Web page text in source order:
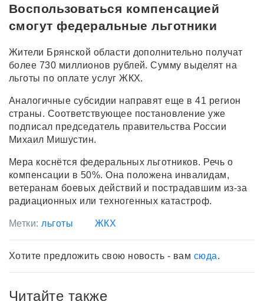
Воспользоваться компенсацией
смогут федеральные льготники
Жители Брянской области дополнительно получат
более 730 миллионов рублей. Сумму выделят на
льготы по оплате услуг ЖКХ.
Аналогичные субсидии направят еще в 41 регион
страны. Соответствующее постановление уже
подписал председатель правительства России
Михаил Мишустин.
Мера коснётся федеральных льготников. Речь о
компенсации в 50%. Она положена инвалидам,
ветеранам боевых действий и пострадавшим из-за
радиационных или техногенных катастроф.
Метки: льготы ЖКХ
Хотите предложить свою новость - вам сюда.
Читайте также